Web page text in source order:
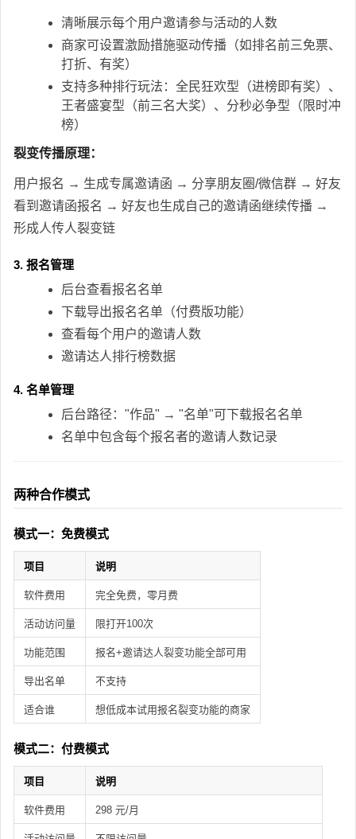
清晰展示每个用户邀请参与活动的人数
商家可设置激励措施驱动传播（如排名前三免票、
打折、有奖）
支持多种排行玩法：全民狂欢型（进榜即有奖）、
王者盛宴型（前三名大奖）、分秒必争型（限时冲
榜）
裂变传播原理：
用户报名 → 生成专属邀请函 → 分享朋友圈/微信群 → 好友
看到邀请函报名 → 好友也生成自己的邀请函继续传播 →
形成人传人裂变链
3. 报名管理
后台查看报名名单
下载导出报名名单（付费版功能）
查看每个用户的邀请人数
邀请达人排行榜数据
4. 名单管理
后台路径："作品" → "名单"可下载报名名单
名单中包含每个报名者的邀请人数记录
两种合作模式
模式一：免费模式
项目 说明
软件费用 完全免费，零月费
活动访问量 限打开100次
功能范围 报名+邀请达人裂变功能全部可用
导出名单 不支持
适合谁 想低成本试用报名裂变功能的商家
模式二：付费模式
项目 说明
软件费用 298 元/月